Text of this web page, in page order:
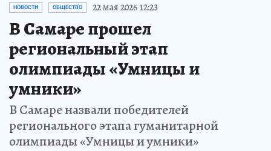
НОВОСТИ ОБЩЕСТВО 22 мая 2026 12:23
В Самаре прошел
региональный этап
олимпиады «Умницы и
умники»
В Самаре назвали победителей
регионального этапа гуманитарной
олимпиады «Умницы и умники»